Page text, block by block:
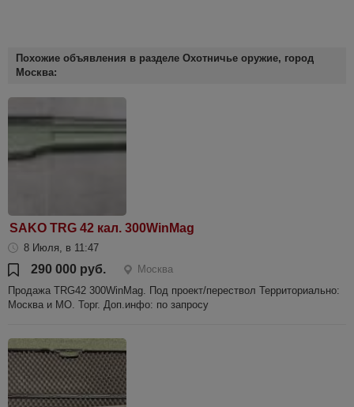
Похожие объявления в разделе Охотничье оружие, город
Москва:
SAKO TRG 42 кал. 300WinMag
8 Июля, в 11:47
290 000 руб.
Москва
Продажа TRG42 300WinMag. Под проект/перествол Территориально:
Москва и МО. Торг. Доп.инфо: по запросу